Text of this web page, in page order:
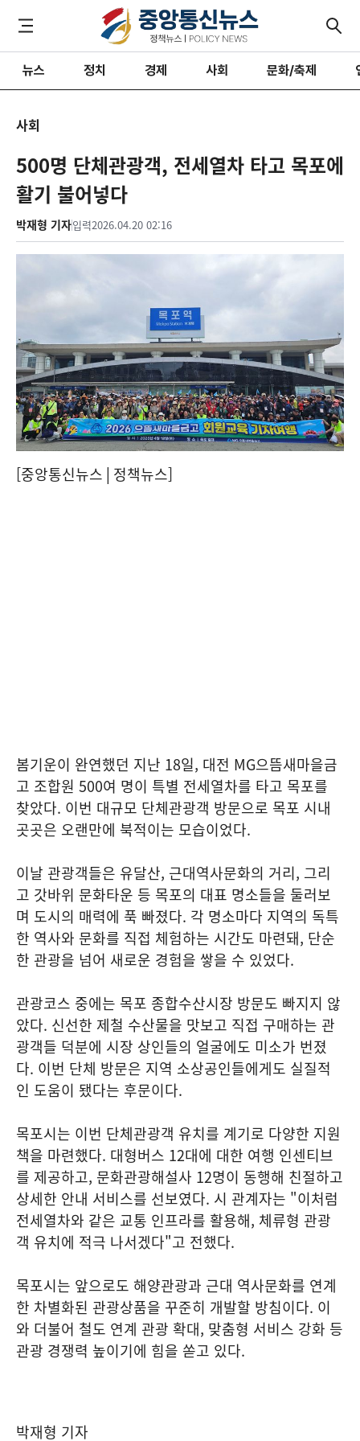
뉴스 정치 경제 사회 문화/축제
사회
500명 단체관광객, 전세열차 타고 목포에
활기 불어넣다
박재형 기자입력2026.04.20 02:16
[중앙통신뉴스│정책뉴스]
봄기운이 완연했던 지난 18일, 대전 MG으뜸새마을금
고 조합원 500여 명이 특별 전세열차를 타고 목포를
찾았다. 이번 대규모 단체관광객 방문으로 목포 시내
곳곳은 오랜만에 북적이는 모습이었다.
이날 관광객들은 유달산, 근대역사문화의 거리, 그리
고 갓바위 문화타운 등 목포의 대표 명소들을 둘러보
며 도시의 매력에 푹 빠졌다. 각 명소마다 지역의 독특
한 역사와 문화를 직접 체험하는 시간도 마련돼, 단순
한 관광을 넘어 새로운 경험을 쌓을 수 있었다.
관광코스 중에는 목포 종합수산시장 방문도 빠지지 않
았다. 신선한 제철 수산물을 맛보고 직접 구매하는 관
광객들 덕분에 시장 상인들의 얼굴에도 미소가 번졌
다. 이번 단체 방문은 지역 소상공인들에게도 실질적
인 도움이 됐다는 후문이다.
목포시는 이번 단체관광객 유치를 계기로 다양한 지원
책을 마련했다. 대형버스 12대에 대한 여행 인센티브
를 제공하고, 문화관광해설사 12명이 동행해 친절하고
상세한 안내 서비스를 선보였다. 시 관계자는 "이처럼
전세열차와 같은 교통 인프라를 활용해, 체류형 관광
객 유치에 적극 나서겠다"고 전했다.
목포시는 앞으로도 해양관광과 근대 역사문화를 연계
한 차별화된 관광상품을 꾸준히 개발할 방침이다. 이
와 더불어 철도 연계 관광 확대, 맞춤형 서비스 강화 등
관광 경쟁력 높이기에 힘을 쏟고 있다.
박재형 기자